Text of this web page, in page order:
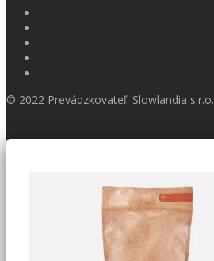
© 2022 Prevádzkovateľ: Slowlandia s.r.o.